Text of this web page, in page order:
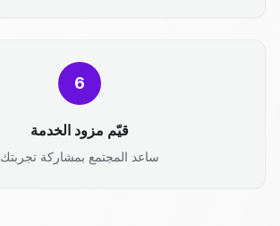
6
قيّم مزود الخدمة
ساعد المجتمع بمشاركة تجربتك